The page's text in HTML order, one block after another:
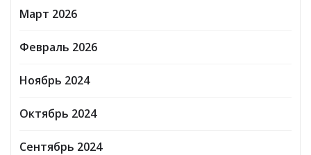
Март 2026
Февраль 2026
Ноябрь 2024
Октябрь 2024
Сентябрь 2024